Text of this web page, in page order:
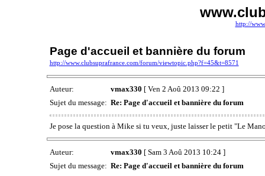
http://
Page d'accueil et bannière du forum
http://www.clubsuprafrance.com/forum/viewtopic.php?f=45&t=8571
Auteur: vmax330 [ Ven 2 Aoû 2013 09:22 ]
Sujet du message: Re: Page d'accueil et bannière du forum
Je pose la question à Mike si tu veux, juste laisser le petit "Le
Auteur: vmax330 [ Sam 3 Aoû 2013 10:24 ]
Sujet du message: Re: Page d'accueil et bannière du forum